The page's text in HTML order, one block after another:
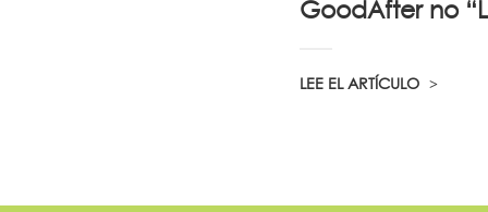
LEE EL ARTÍCULO